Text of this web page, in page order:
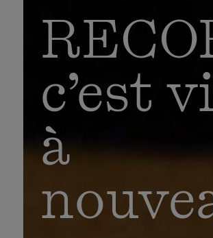
c’est
à